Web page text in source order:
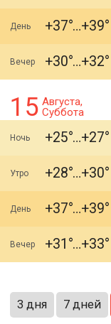
День +37 +39
Вечер +30 +32
15 Августа,
Суббота
Ночь +25 +27
Утро +28 +30
День +37 +39
Вечер +31 +33
3 дня 7 дней